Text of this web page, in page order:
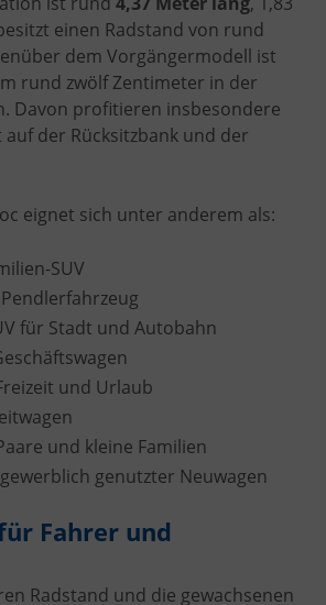
einen Radstand von rund
dem Vorgängermodell ist
rund zwölf Zentimeter in der
Davon profitieren insbesondere
auf der Rücksitzbank und der
eignet sich unter anderem als:
SUV
für Stadt und Autobahn
und Urlaub
und kleine Familien
genutzter Neuwagen
Fahrer und
Radstand und die gewachsenen